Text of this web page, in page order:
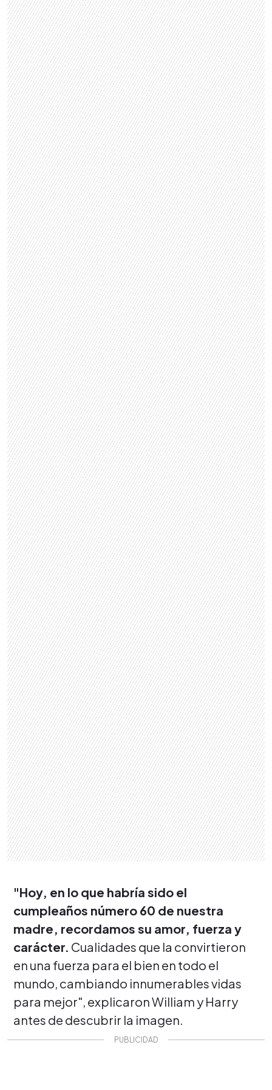
"Hoy, en lo que habría sido el
cumpleaños número 60 de nuestra
madre, recordamos su amor, fuerza y ​​
carácter. Cualidades que la convirtieron
en una fuerza para el bien en todo el
mundo, cambiando innumerables vidas
para mejor", explicaron William y Harry
antes de descubrir la imagen.